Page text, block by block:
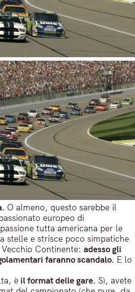
O almeno, questo sarebbe il
europeo di
tutta americana per le
stelle e strisce poco simpatiche
Continente: adesso gli
faranno scandalo. E lo
è il format delle gare. Sì, avete